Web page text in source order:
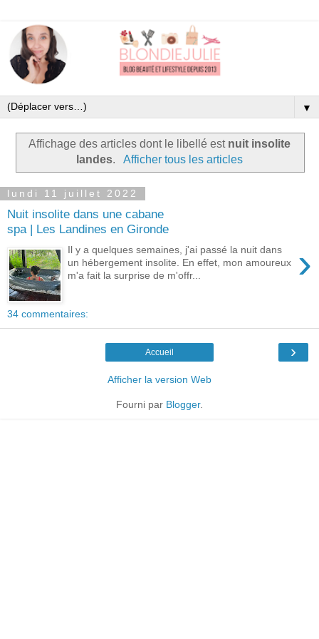
▼
Affichage des articles dont le libellé est nuit insolite
landes. Afficher tous les articles
lundi 11 juillet 2022
Nuit insolite dans une cabane
spa | Les Landines en Gironde
›
Il y a quelques semaines, j'ai passé la nuit dans
un hébergement insolite. En effet, mon amoureux
m'a fait la surprise de m'offr...
34 commentaires:
›
Accueil
Afficher la version Web
Fourni par Blogger.